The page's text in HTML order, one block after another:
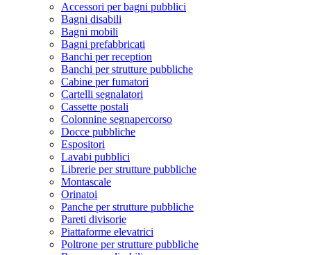
Accessori per bagni pubblici
Bagni disabili
Bagni mobili
Bagni prefabbricati
Banchi per reception
Banchi per strutture pubbliche
Cabine per fumatori
Cartelli segnalatori
Cassette postali
Colonnine segnapercorso
Docce pubbliche
Espositori
Lavabi pubblici
Librerie per strutture pubbliche
Montascale
Orinatoi
Panche per strutture pubbliche
Pareti divisorie
Piattaforme elevatrici
Poltrone per strutture pubbliche